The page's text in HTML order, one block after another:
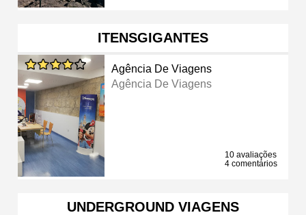
ITENSGIGANTES
Agência De Viagens
Agência De Viagens
10 avaliações
4 comentários
UNDERGROUND VIAGENS